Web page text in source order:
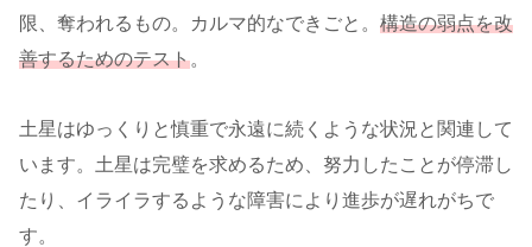
限、奪われるもの。カルマ的なできごと。 構造の弱点を改
善するためのテスト。
土星はゆっくりと慎重で永遠に続くような状況と関連して
います。土星は完璧を求めるため、努力したことが停滞し
たり、イライラするような障害により進歩が遅れがちで
す。